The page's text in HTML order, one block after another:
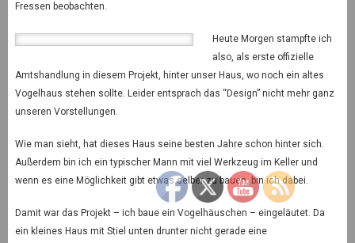
Fressen beobachten.
Heute Morgen stampfte ich
also, als erste offizielle
Amtshandlung in diesem Projekt, hinter unser Haus, wo noch ein altes
Vogelhaus stehen sollte. Leider entsprach das “Design” nicht mehr ganz
unseren Vorstellungen.
Wie man sieht, hat dieses Haus seine besten Jahre schon hinter sich.
Außerdem bin ich ein typischer Mann mit viel Werkzeug im Keller und
wenn es eine Möglichkeit gibt etwas selber zu bauen, bin ich dabei.
Damit war das Projekt – ich baue ein Vogelhäuschen – eingeläutet. Da
ein kleines Haus mit Stiel unten drunter nicht gerade eine